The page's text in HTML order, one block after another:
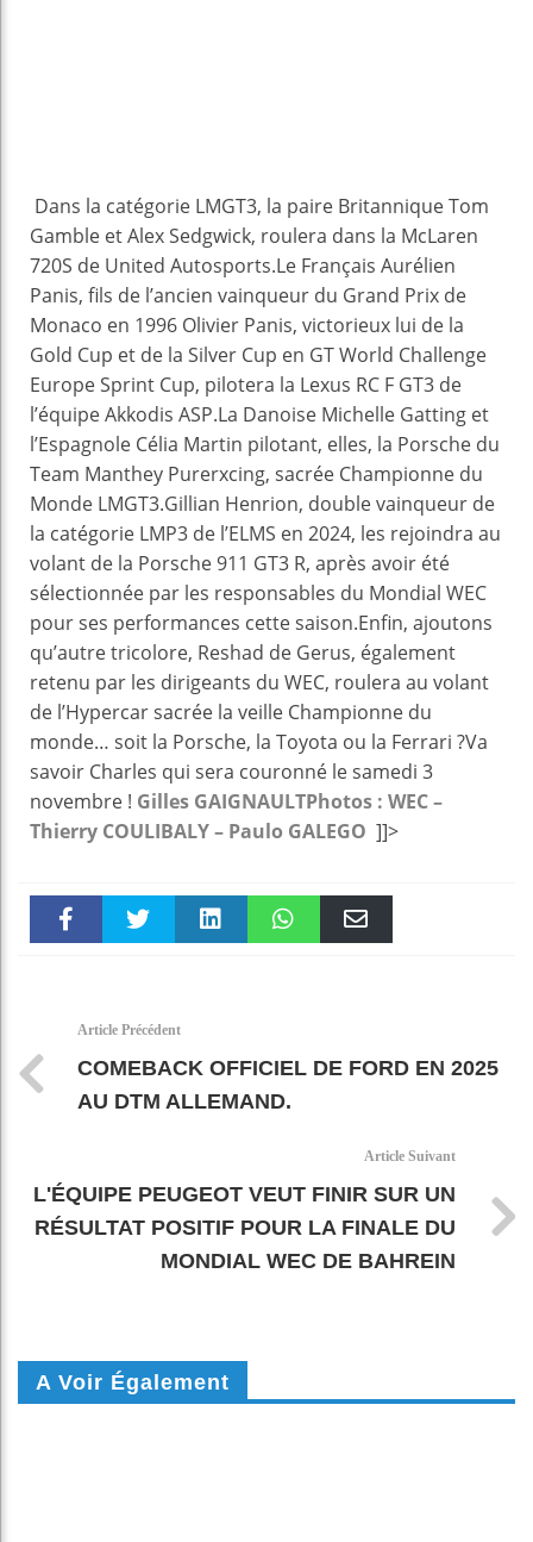
Dans la catégorie LMGT3, la paire Britannique Tom
Gamble et Alex Sedgwick, roulera dans la McLaren
720S de United Autosports.Le Français Aurélien
Panis, fils de l’ancien vainqueur du Grand Prix de
Monaco en 1996 Olivier Panis, victorieux lui de la
Gold Cup et de la Silver Cup en GT World Challenge
Europe Sprint Cup, pilotera la Lexus RC F GT3 de
l’équipe Akkodis ASP.La Danoise Michelle Gatting et
l’Espagnole Célia Martin pilotant, elles, la Porsche du
Team Manthey Purerxcing, sacrée Championne du
Monde LMGT3.Gillian Henrion, double vainqueur de
la catégorie LMP3 de l’ELMS en 2024, les rejoindra au
volant de la Porsche 911 GT3 R, après avoir été
sélectionnée par les responsables du Mondial WEC
pour ses performances cette saison.Enfin, ajoutons
qu’autre tricolore, Reshad de Gerus, également
retenu par les dirigeants du WEC, roulera au volant
de l’Hypercar sacrée la veille Championne du
monde… soit la Porsche, la Toyota ou la Ferrari ?Va
savoir Charles qui sera couronné le samedi 3
novembre ! Gilles GAIGNAULTPhotos : WEC –
Thierry COULIBALY – Paulo GALEGO ]]>
Article Précédent
COMEBACK OFFICIEL DE FORD EN 2025
AU DTM ALLEMAND.
Article Suivant
L'ÉQUIPE PEUGEOT VEUT FINIR SUR UN
RÉSULTAT POSITIF POUR LA FINALE DU
MONDIAL WEC DE BAHREIN
A Voir Également